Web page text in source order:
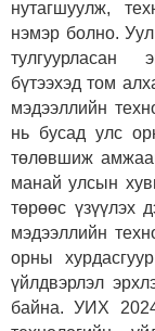
нутагшуулж,
нэмэр болно.
тулгуурласан
бүтээхэд том
мэдээллийн
нь бусад улс
төлөвшиж
манай улсын
төрөөс үзүүлэх
мэдээллийн
орны
үйлдвэрлэл
байна. УИХ